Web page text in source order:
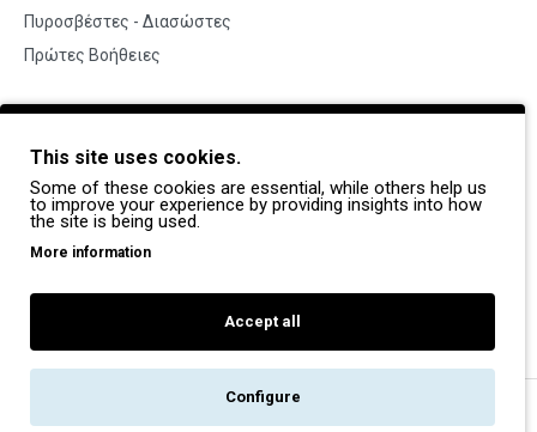
Πυροσβέστες - Διασώστες
Πρώτες Βοήθειες
BRANDS
Payper
Dike
Coverguard
Portwest
Exena
This site uses cookies.
Some of these cookies are essential, while others help us
to improve your experience by providing insights into how
the site is being used.
More information
Accept all
Configure